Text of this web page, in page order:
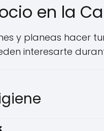
en la
y planeas hacer
interesarte